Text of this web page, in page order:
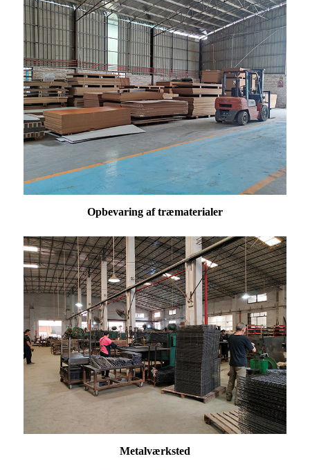
Opbevaring af træmaterialer
Metalværksted